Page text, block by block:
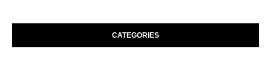
CATEGORIES